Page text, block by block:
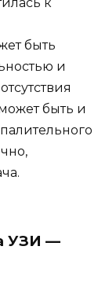
быть
и
быть и
УЗИ —